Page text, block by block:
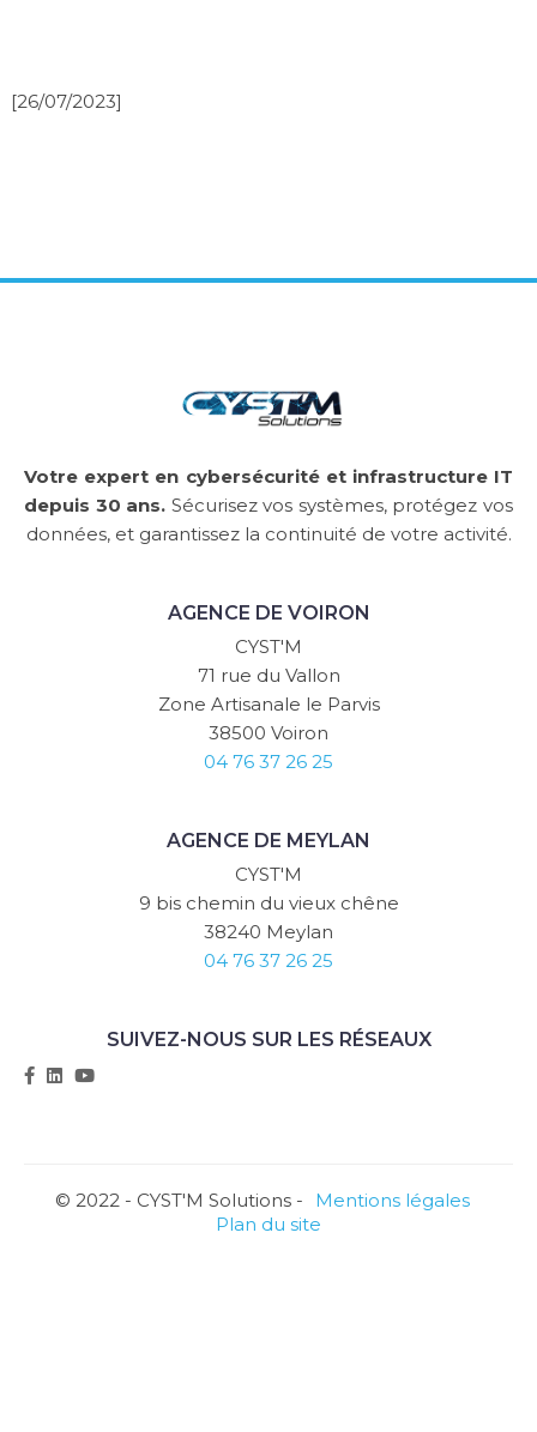
[26/07/2023]
Votre expert en cybersécurité et infrastructure IT
depuis 30 ans. Sécurisez vos systèmes, protégez vos
données, et garantissez la continuité de votre activité.
AGENCE DE VOIRON
CYST'M
71 rue du Vallon
Zone Artisanale le Parvis
38500 Voiron
04 76 37 26 25
AGENCE DE MEYLAN
CYST'M
9 bis chemin du vieux chêne
38240 Meylan
04 76 37 26 25
SUIVEZ-NOUS SUR LES RÉSEAUX
© 2022 - CYST'M Solutions -
Mentions légales
Plan du site